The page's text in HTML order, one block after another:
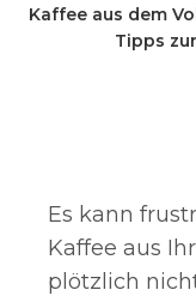
Kaffee aus dem
Tipps
Es kann
Kaffee aus
plötzlich